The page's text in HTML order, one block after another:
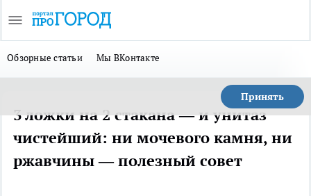
Обзорные статьи Мы ВКонтакте
Принять
3 ложки на 2 стакана — и унитаз
чистейший: ни мочевого камня, ни
ржавчины — полезный совет